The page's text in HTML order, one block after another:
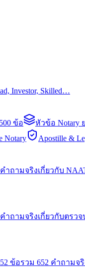
Investor, Skilled…
ข้อ หัวข้อ Notary
Notary Apostille &
ำถามจริงเกี่ยวกับ
ำถามจริงเกี่ยวกับตรว
ข้อรวม 652 คำถามจ